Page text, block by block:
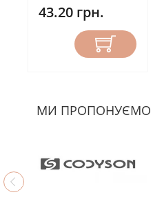
43.20 грн.
МИ ПРОПОНУЄМО